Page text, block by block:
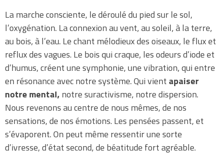
La marche consciente, le déroulé du pied sur le sol,
l’oxygénation. La connexion au vent, au soleil, à la terre,
au bois, à l’eau. Le chant mélodieux des oiseaux, le flux et
reflux des vagues. Le bois qui craque, les odeurs d’iode et
d’humus, créent une symphonie, une vibration, qui entre
en résonance avec notre système. Qui vient apaiser
notre mental, notre suractivisme, notre dispersion.
Nous revenons au centre de nous mêmes, de nos
sensations, de nos émotions. Les pensées passent, et
s’évaporent. On peut même ressentir une sorte
d’ivresse, d’état second, de béatitude fort agréable.